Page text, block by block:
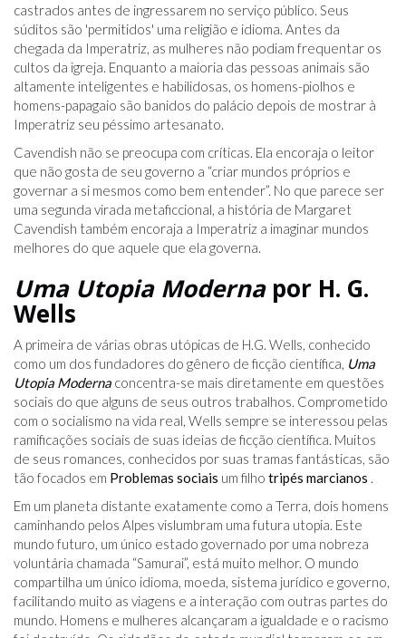
castrados antes de ingressarem no serviço público. Seus
súditos são 'permitidos' uma religião e idioma. Antes da
chegada da Imperatriz, as mulheres não podiam frequentar os
cultos da igreja. Enquanto a maioria das pessoas animais são
altamente inteligentes e habilidosas, os homens-piolhos e
homens-papagaio são banidos do palácio depois de mostrar à
Imperatriz seu péssimo artesanato.
Cavendish não se preocupa com críticas. Ela encoraja o leitor
que não gosta de seu governo a “criar mundos próprios e
governar a si mesmos como bem entender”. No que parece ser
uma segunda virada metaficcional, a história de Margaret
Cavendish também encoraja a Imperatriz a imaginar mundos
melhores do que aquele que ela governa.
Uma Utopia Modernapor H. G.
Wells
A primeira de várias obras utópicas de H.G. Wells, conhecido
como um dos fundadores do gênero de ficção científica, Uma
Utopia Moderna concentra-se mais diretamente em questões
sociais do que alguns de seus outros trabalhos. Comprometido
com o socialismo na vida real, Wells sempre se interessou pelas
ramificações sociais de suas ideias de ficção científica. Muitos
de seus romances, conhecidos por suas tramas fantásticas, são
tão focados em Problemas sociais um filho tripés marcianos .
Em um planeta distante exatamente como a Terra, dois homens
caminhando pelos Alpes vislumbram uma futura utopia. Este
mundo futuro, um único estado governado por uma nobreza
voluntária chamada “Samurai”, está muito melhor. O mundo
compartilha um único idioma, moeda, sistema jurídico e governo,
facilitando muito as viagens e a interação com outras partes do
mundo. Homens e mulheres alcançaram a igualdade e o racismo